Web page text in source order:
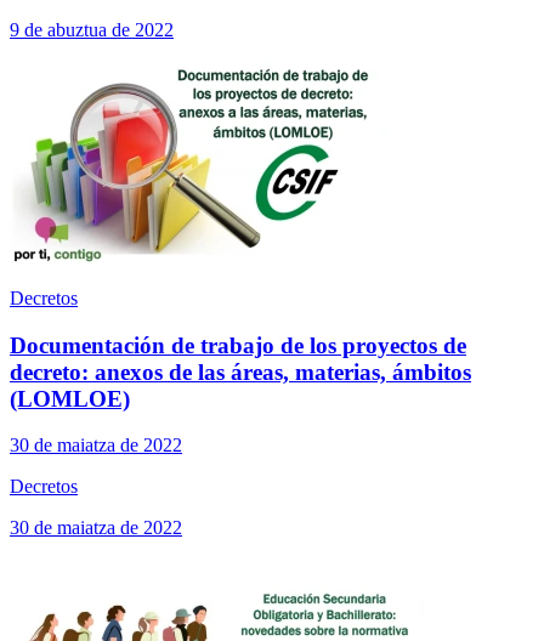
9 de abuztua de 2022
Decretos
Documentación de trabajo de los proyectos de
decreto: anexos de las áreas, materias, ámbitos
(LOMLOE)
30 de maiatza de 2022
Decretos
30 de maiatza de 2022